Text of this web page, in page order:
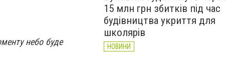
небо буде
15 млн грн збитків під час
будівництва укриття для
школярів
НОВИНИ